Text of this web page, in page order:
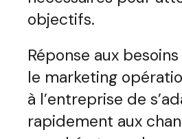
objectifs.
Réponse aux
le marketing
à l’entreprise de
rapidement aux